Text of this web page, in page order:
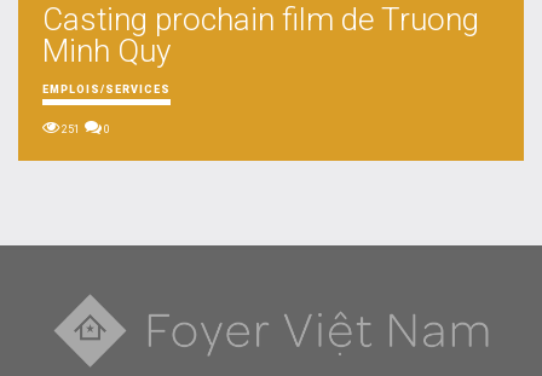
Casting prochain film de Truong
Minh Quy
EMPLOIS/SERVICES
251 0